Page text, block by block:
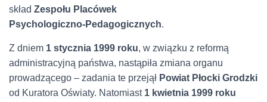
skład Zespołu Placówek
Psychologiczno‑Pedagogicznych.
Z dniem 1 stycznia 1999 roku, w związku z reformą
administracyjną państwa, nastąpiła zmiana organu
prowadzącego – zadania te przejął Powiat Płocki Grodzki
od Kuratora Oświaty. Natomiast 1 kwietnia 1999 roku